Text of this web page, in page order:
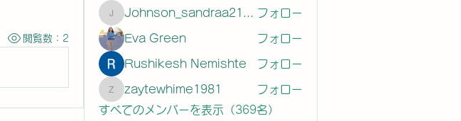
閲覧数：2
Johnson_sandraa21163
フォロー
Eva Green フォロー
Rushikesh Nemishte フォロー
zaytewhime1981
zaytewhime1981
フォロー
すべてのメンバーを表示（369名）